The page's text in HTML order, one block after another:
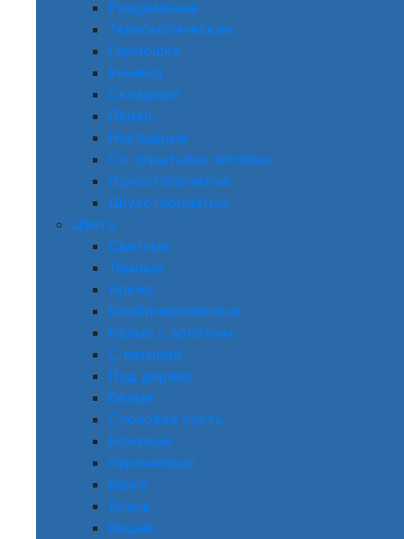
Раздвижные
Телескопические
Гармошка
Книжка
Складные
Пенал
Накладные
Со скрытыми петлями
Одностворчатые
Двухстворчатые
Цвета
Светлые
Темные
Яркие
Комбинированные
Белые с золотым
С патиной
Под дерево
Белые
Слоновая кость
Бежевые
Коричневые
Венге
Ясень
Вишня